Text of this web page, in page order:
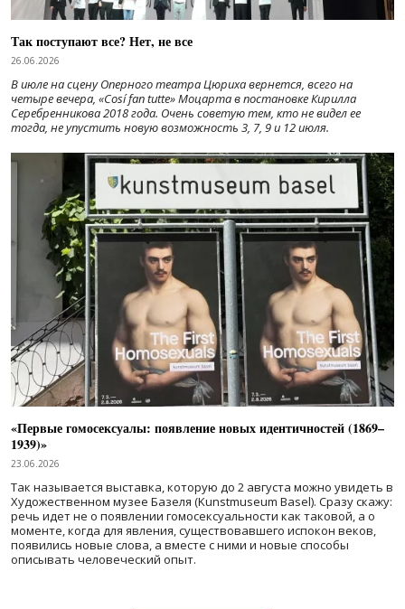
Так поступают все? Нет, не все
26.06.2026
В июле на сцену Оперного театра Цюриха вернется, всего на
четыре вечера, «Cosí fan tutte» Моцарта в постановке Кирилла
Серебренникова 2018 года. Очень советую тем, кто не видел ее
тогда, не упустить новую возможность 3, 7, 9 и 12 июля.
«Первые гомосексуалы: появление новых идентичностей (1869–
1939)»
23.06.2026
Так называется выставка, которую до 2 августа можно увидеть в
Художественном музее Базеля (Kunstmuseum Basel). Сразу скажу:
речь идет не о появлении гомосексуальности как таковой, а о
моменте, когда для явления, существовавшего испокон веков,
появились новые слова, а вместе с ними и новые способы
описывать человеческий опыт.